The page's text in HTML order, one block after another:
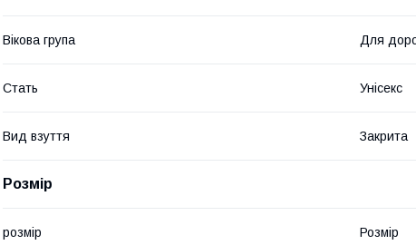
Вікова група Для
Стать Унісекс
Вид взуття Закрита
Розмір
розмір Розмір